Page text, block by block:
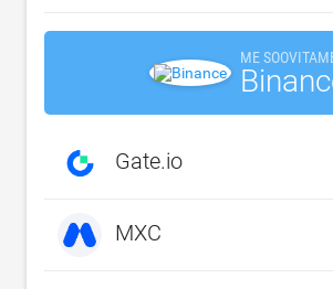
ME
Gate.io
MXC